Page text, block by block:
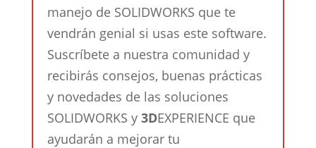
manejo de SOLIDWORKS que te
vendrán genial si usas este software.
Suscríbete a nuestra comunidad y
recibirás consejos, buenas prácticas
y novedades de las soluciones
SOLIDWORKS y3DEXPERIENCE que
ayudarán a mejorar tu